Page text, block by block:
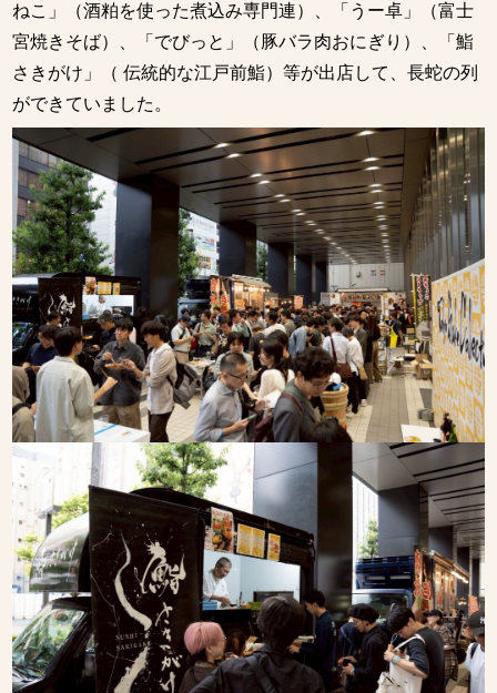
ねこ」（酒粕を使った煮込み専門連）、「うー卓」（富士
宮焼きそば）、「でびっと」（豚バラ肉おにぎり）、「鮨
さきがけ」（ 伝統的な江戸前鮨）等が出店して、長蛇の列
ができていました。